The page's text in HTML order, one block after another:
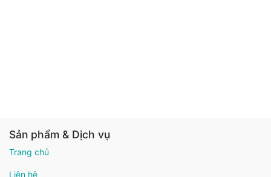
Sản phẩm & Dịch vụ
Trang chủ
Liên hệ